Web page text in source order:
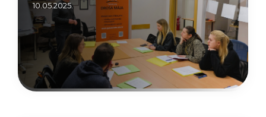
10.05.2025.